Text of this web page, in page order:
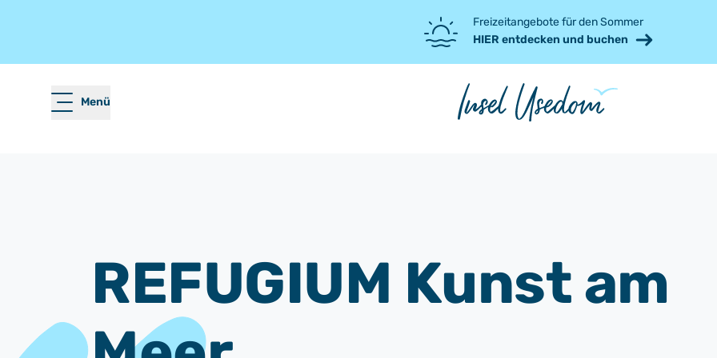
Freizeitangebote für den Sommer
HIER entdecken und buchen
Menü
REFUGIUM Kunst am